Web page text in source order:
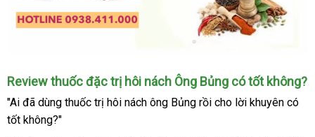
Thuốc
hôi
nách
Review thuốc đặc trị hôi nách Ông Bủng có tốt không?
"Ai đã dùng thuốc trị hôi nách ông Bủng rồi cho lời khuyên có
tốt không?"